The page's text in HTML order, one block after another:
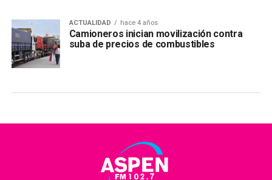
ACTUALIDAD hace 4 años
Camioneros inician movilización contra
suba de precios de combustibles